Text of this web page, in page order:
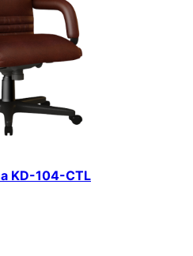
KD-104-CTL